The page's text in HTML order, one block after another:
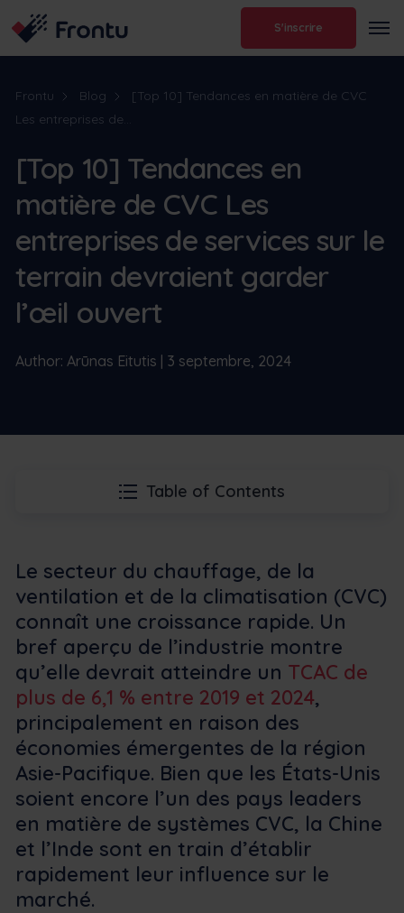
S'inscrire
Frontu Blog
[Top 10] Tendances en matière de CVC
Les entreprises de...
[Top 10] Tendances en
matière de CVC Les
entreprises de services sur le
terrain devraient garder
l’œil ouvert
Author: Arūnas Eitutis | 3 septembre, 2024
Table of Contents
Le secteur du chauffage, de la
ventilation et de la climatisation (CVC)
connaît une croissance rapide. Un
bref aperçu de l’industrie montre
qu’elle devrait atteindre un TCAC de
plus de 6,1 % entre 2019 et 2024,
principalement en raison des
économies émergentes de la région
Asie-Pacifique. Bien que les États-Unis
soient encore l’un des pays leaders
en matière de systèmes CVC, la Chine
et l’Inde sont en train d’établir
rapidement leur influence sur le
marché.